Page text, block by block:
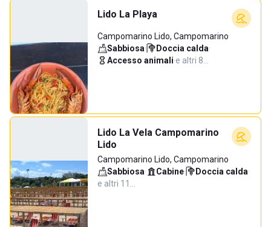
Lido La Playa
Campomarino Lido, Campomarino
Sabbiosa· Doccia calda·
Accesso animali·e altri 8…
Lido La Vela Campomarino
Lido
Campomarino Lido, Campomarino
Sabbiosa· Cabine· Doccia calda·
e altri 11…